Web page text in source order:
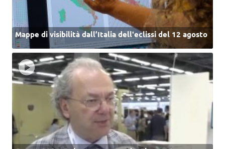
Mappe di visibilità dall’Italia dell'eclissi del 12 agosto